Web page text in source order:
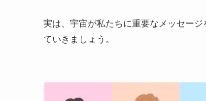
実は、宇宙が私たちに重要なメッセー
ていきましょう。